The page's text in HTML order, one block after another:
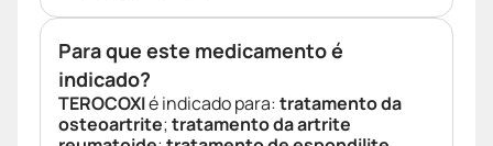
Para que este medicamento é
indicado?
TEROCOXIé indicado para:tratamento da
osteoartrite;tratamento da artrite